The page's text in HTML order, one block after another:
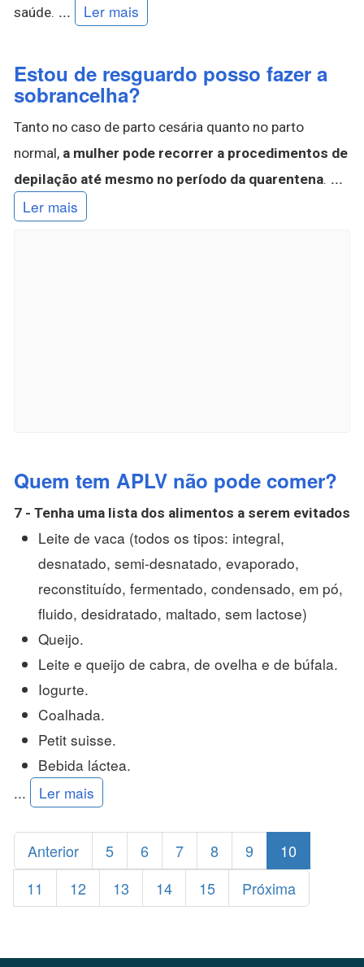
saúde. ... Ler mais
Estou de resguardo posso fazer a
sobrancelha?
Tanto no caso de parto cesária quanto no parto
normal, a mulher pode recorrer a procedimentos de
depilação até mesmo no período da quarentena. ...
Ler mais
Quem tem APLV não pode comer?
7 - Tenha uma lista dos alimentos a serem evitados
Leite de vaca (todos os tipos: integral,
desnatado, semi-desnatado, evaporado,
reconstituído, fermentado, condensado, em pó,
fluido, desidratado, maltado, sem lactose)
Queijo.
Leite e queijo de cabra, de ovelha e de búfala.
Iogurte.
Coalhada.
Petit suisse.
Bebida láctea.
...
Ler mais
Anterior 5 6 7 8 9
10
11
12 13 14 15 Próxima